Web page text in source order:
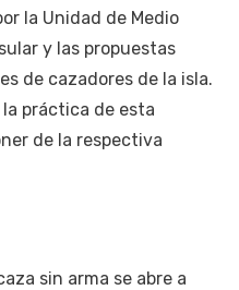
la Unidad de Medio
y las propuestas
de cazadores de la isla.
práctica de esta
de la respectiva
sin arma se abre a